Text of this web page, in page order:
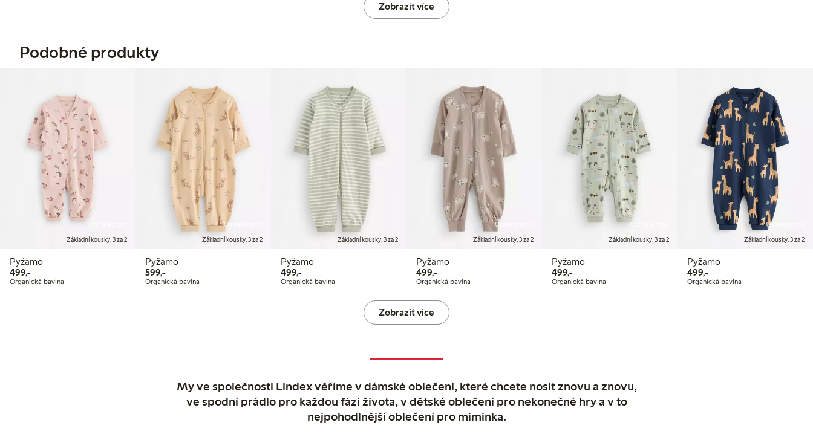
Zobrazit více
Podobné produkty
Základní kousky, 3 za 2
Pyžamo
499,-499,00 Kč
Organická bavlna
Online edition
Základní kousky, 3 za 2
Pyžamo
599,-599,00 Kč
Organická bavlna
Základní kousky, 3 za 2
Pyžamo
499,-499,00 Kč
Organická bavlna
Online edition
Základní kousky, 3 za 2
Pyžamo
499,-499,00 Kč
Organická bavlna
Online edition
Základní kousky, 3 za 2
Pyžamo
499,-499,00 Kč
Organická bavlna
Online edition
Základní kousky, 3 za 2
Pyžamo
499,-499,00 Kč
Organická bavlna
Zobrazit více
My ve společnosti Lindex věříme v dámské oblečení, které chcete nosit znovu a znovu,
ve spodní prádlo pro každou fázi života, v dětské oblečení pro nekonečné hry a v to
nejpohodlnější oblečení pro miminka.